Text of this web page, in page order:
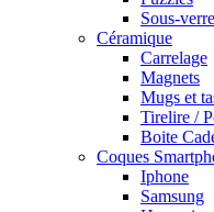
Sous-
Céramique
Carrelage
Magnets
Mugs et
Tirelire /
Boite
Coques
Iphone
Samsung